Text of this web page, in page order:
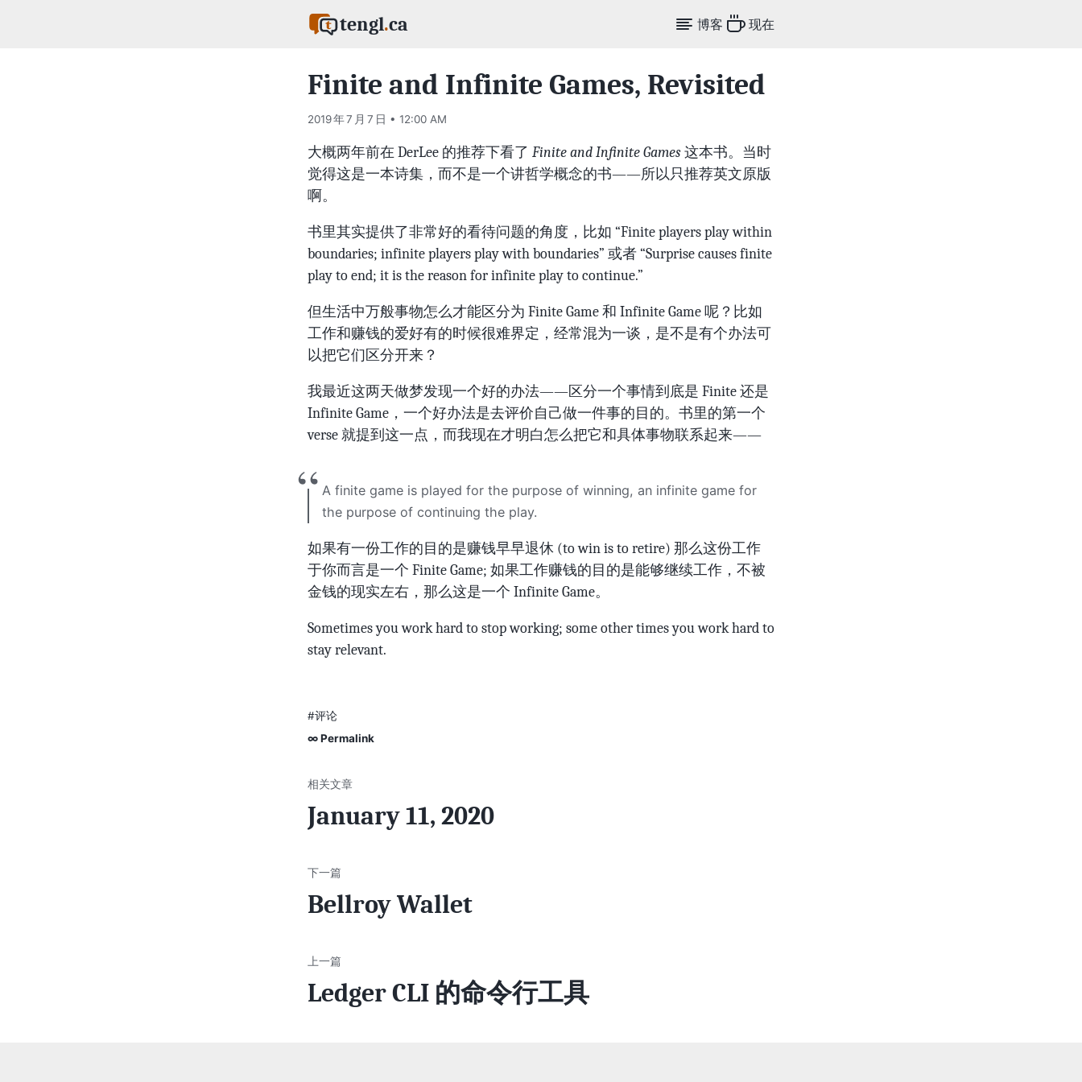
tengl.ca 博客 现在
Finite and Infinite Games, Revisited
2019 年 7 月 7 日 • 12:00 AM
大概两年前在 DerLee 的推荐下看了 Finite and Infinite Games这本书。当时
觉得这是一本诗集，而不是一个讲哲学概念的书——所以只推荐英文原版
啊。
书里其实提供了非常好的看待问题的角度，比如 “Finite players play within
boundaries; infinite players play with boundaries” 或者 “Surprise causes finite
play to end; it is the reason for infinite play to continue.”
但生活中万般事物怎么才能区分为 Finite Game 和 Infinite Game 呢？比如
工作和赚钱的爱好有的时候很难界定，经常混为一谈，是不是有个办法可
以把它们区分开来？
我最近这两天做梦发现一个好的办法——区分一个事情到底是 Finite 还是
Infinite Game，一个好办法是去评价自己做一件事的目的。书里的第一个
verse 就提到这一点，而我现在才明白怎么把它和具体事物联系起来——
A finite game is played for the purpose of winning, an infinite game for
the purpose of continuing the play.
如果有一份工作的目的是赚钱早早退休 (to win is to retire) 那么这份工作
于你而言是一个 Finite Game; 如果工作赚钱的目的是能够继续工作，不被
金钱的现实左右，那么这是一个 Infinite Game。
Sometimes you work hard to stop working; some other times you work hard to
stay relevant.
#评论
∞ Permalink
January 11, 2020
Bellroy Wallet
Ledger CLI 的命令行工具